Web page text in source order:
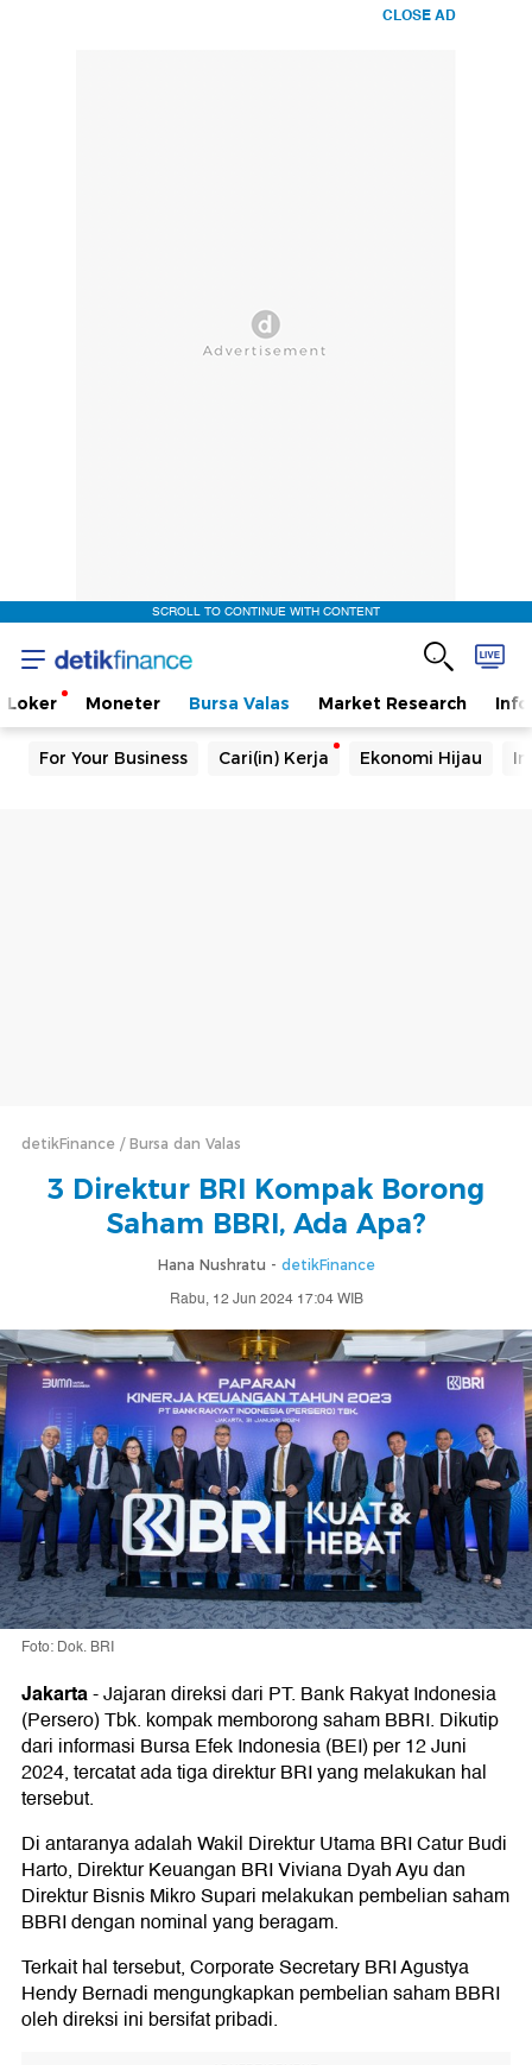
CLOSE AD
SCROLL TO CONTINUE WITH CONTENT
Loker Moneter Bursa Valas Market Research
For Your Business Cari(in) Kerja Ekonomi Hijau
detikFinance Bursa dan Valas
3 Direktur BRI Kompak Borong
Saham BBRI, Ada Apa?
Hana Nushratu - detikFinance
Rabu, 12 Jun 2024 17:04 WIB
Foto: Dok. BRI
Jakarta-Jajaran direksi dari PT. Bank Rakyat Indonesia
(Persero) Tbk. kompak memborong saham BBRI. Dikutip
dari informasi Bursa Efek Indonesia (BEI) per 12 Juni
2024, tercatat ada tiga direktur BRI yang melakukan hal
tersebut.
Di antaranya adalah Wakil Direktur Utama BRI Catur Budi
Harto, Direktur Keuangan BRI Viviana Dyah Ayu dan
Direktur Bisnis Mikro Supari melakukan pembelian saham
BBRI dengan nominal yang beragam.
Terkait hal tersebut, Corporate Secretary BRI Agustya
Hendy Bernadi mengungkapkan pembelian saham BBRI
oleh direksi ini bersifat pribadi.